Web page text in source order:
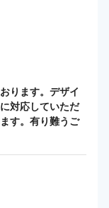
ります。デザイ
対応していただ
す。有り難うご